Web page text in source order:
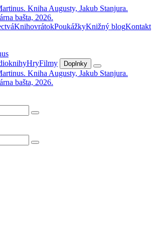
KnihovrátokPoukážkyKnižný blogKontakt
HryFilmy Doplnky